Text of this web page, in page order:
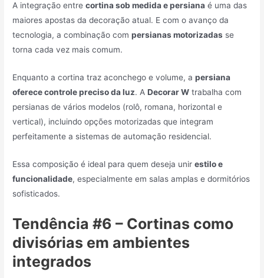
A integração entrecortina sob medida e persiana é uma das
maiores apostas da decoração atual. E com o avanço da
tecnologia, a combinação compersianas motorizadas se
torna cada vez mais comum.
Enquanto a cortina traz aconchego e volume, apersiana
oferece controle preciso da luz. ADecorar W trabalha com
persianas de vários modelos (rolô, romana, horizontal e
vertical), incluindo opções motorizadas que integram
perfeitamente a sistemas de automação residencial.
Essa composição é ideal para quem deseja unirestilo e
funcionalidade, especialmente em salas amplas e dormitórios
sofisticados.
Tendência #6 – Cortinas como
divisórias em ambientes
integrados